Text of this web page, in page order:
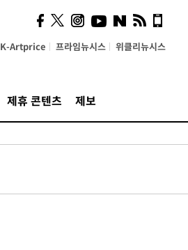
K-Artprice 프라임뉴시스 위클리뉴시스
제휴 콘텐츠 제보
시, 스마트폰 액세서리에
NFC 더했다